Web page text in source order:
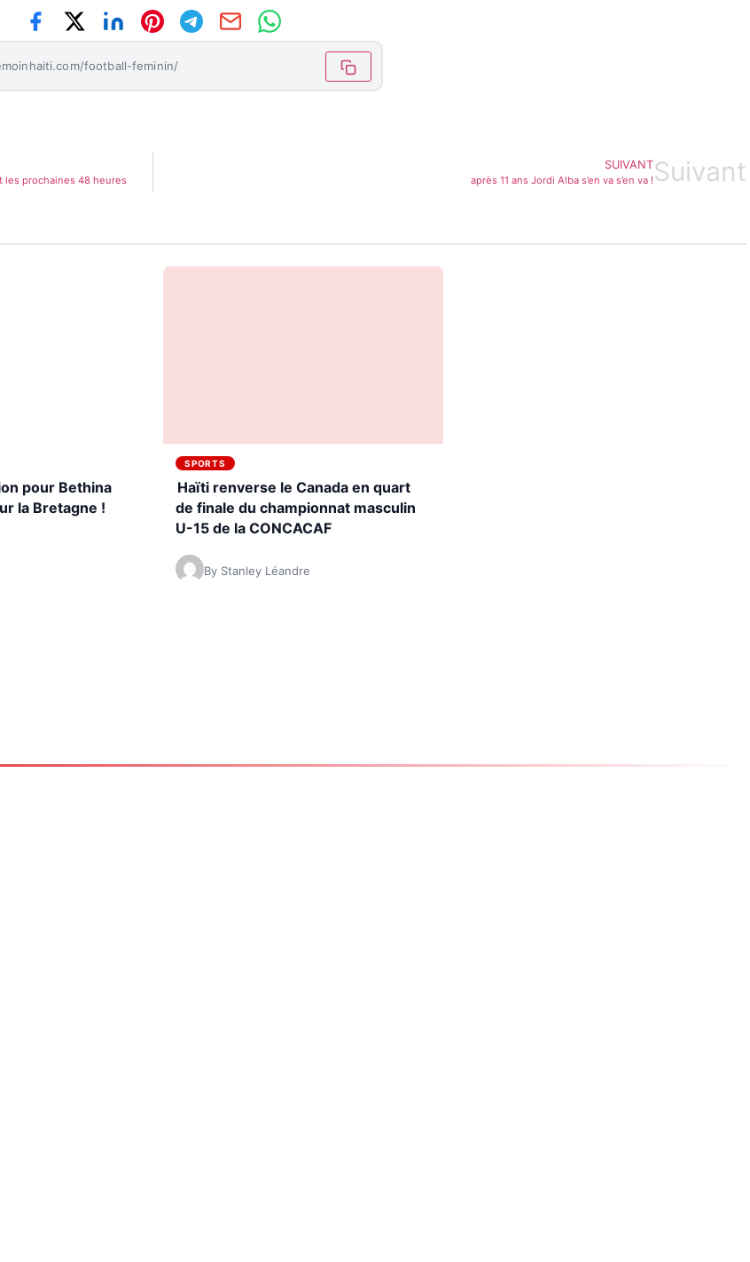
football-feminin/
les prochaines 48 heures
SUIVANT
après 11 ans Jordi Alba s’en va s’en va !Suivant
pour Bethina
la Bretagne !
SPORTS
Haïti renverse le Canada en quart
de finale du championnat masculin
U-15 de la CONCACAF
By Stanley Léandre